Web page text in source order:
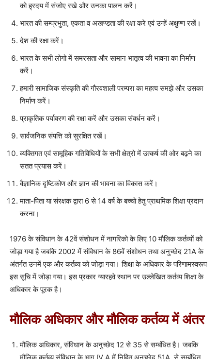
को ह्रदय में संजोए रखे और उनका पालन करें।
भारत की सम्प्रभुता, एकता व अखण्डता की रक्षा करे एवं उन्हें अक्षुण्ण रखें।
देश की रक्षा करें।
भारत के सभी लोगो में समरसता और सामान भातृत्व की भावना का निर्माण
करें।
हमारी सामाजिक संस्कृति की गौरवशाली परम्परा का महत्व समझे और उसका
निर्माण करें।
प्राकृतिक पर्यावरण की रक्षा करें और उसका संवर्धन करें।
सार्वजनिक संपत्ति को सुरक्षित रखें।
व्यक्तिगत एवं सामूहिक गतिविधियों के सभी क्षेत्रो में उत्कर्ष की ओर बढ़ने का
सतत प्रयास करें।
वैज्ञानिक दृष्टिकोण और ज्ञान की भावना का विकास करें।
माता-पिता या संरक्षक द्वारा 6 से 14 वर्ष के बच्चो हेतु प्राथमिक शिक्षा प्रदान
करना।
1976 के संविधान के 42वें संशोधन में नागरिको के लिए 10 मौलिक कर्तव्यों को
जोड़ा गया है जबकि 2002 में संविधान के 86वें संशोधन तथा अनुच्छेद 21A के
अंतर्गत उनमें एक और कर्तव्य को जोड़ा गया। शिक्षा के अधिकार के परिणामस्वरूप
इस सूचि में जोड़ा गया। इस प्रकार ग्यारहवे स्थान पर उल्लेखित कर्तव्य शिक्षा के
अधिकार के पूरक है।
मौलिक अधिकार और मौलिक कर्तव्य में अंतर
मौलिक अधिकार, संविधान के अनुच्छेद 12 से 35 से सम्बंधित है। जबकि